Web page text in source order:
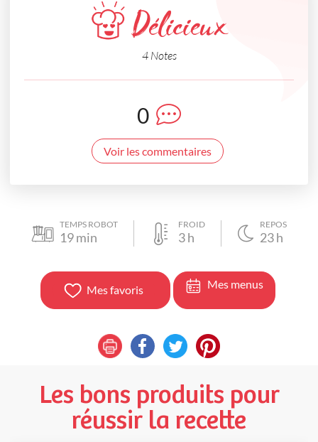
Délicieux
4 Notes
0
Voir les commentaires
TEMPS ROBOT
19min
FROID
3h
REPOS
23h
Mes favoris Mes menus
Les bons produits pour
réussir la recette